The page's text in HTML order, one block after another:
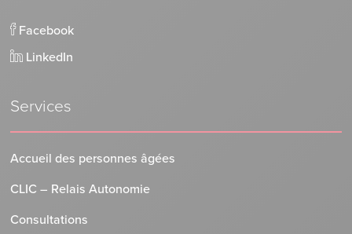
Facebook
LinkedIn
Services
Accueil des personnes âgées
CLIC – Relais Autonomie
Consultations